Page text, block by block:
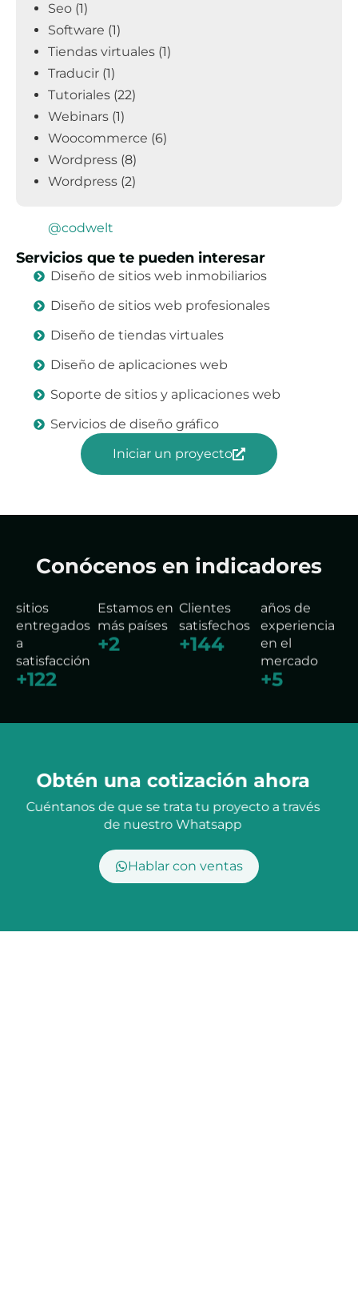
Seo (1)
Software (1)
Tiendas virtuales (1)
Traducir (1)
Tutoriales (22)
Webinars (1)
Woocommerce (6)
Wordpress (8)
Wordpress (2)
@codwelt
Servicios que te pueden interesar
Diseño de sitios web inmobiliarios
Diseño de sitios web profesionales
Diseño de tiendas virtuales
Diseño de aplicaciones web
Soporte de sitios y aplicaciones web
Servicios de diseño gráfico
Iniciar un proyecto
Conócenos en indicadores
sitios
entregados
a
satisfacción
+170
Estamos en
más países
+4
Clientes
satisfechos
+241
años de
experiencia
en el
mercado
+7
Obtén una cotización ahora
Cuéntanos de que se trata tu proyecto a través
de nuestro Whatsapp
Hablar con ventas